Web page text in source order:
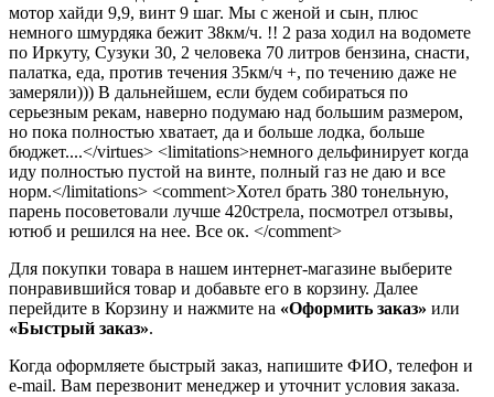
мотор хайди 9,9, винт 9 шаг. Мы с женой и сын, плюс
немного шмурдяка бежит 38км/ч. !! 2 раза ходил на водомете
по Иркуту, Сузуки 30, 2 человека 70 литров бензина, снасти,
палатка, еда, против течения 35км/ч +, по течению даже не
замеряли))) В дальнейшем, если будем собираться по
серьезным рекам, наверно подумаю над большим размером,
но пока полностью хватает, да и больше лодка, больше
бюджет....</virtues> <limitations>немного дельфинирует когда
иду полностью пустой на винте, полный газ не даю и все
норм.</limitations> <comment>Хотел брать 380 тонельную,
парень посоветовали лучше 420стрела, посмотрел отзывы,
ютюб и решился на нее. Все ок. </comment>
Для покупки товара в нашем интернет-магазине выберите
понравившийся товар и добавьте его в корзину. Далее
перейдите в Корзину и нажмите на «Оформить заказ» или
«Быстрый заказ».
Когда оформляете быстрый заказ, напишите ФИО, телефон и
e-mail. Вам перезвонит менеджер и уточнит условия заказа.